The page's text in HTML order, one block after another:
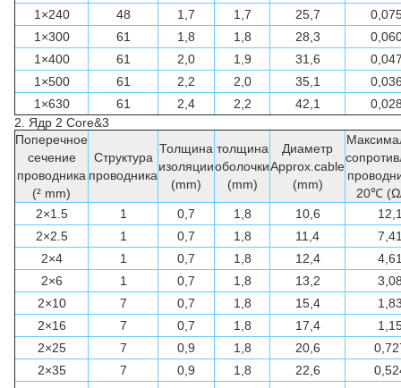
1×240
48 1,7 1,7 25,7
1×300
61 1,8 1,8 28,3
1×400
61 2,0 1,9 31,6
1×500
61 2,2 2,0 35,1
1×630
61 2,4 2,2 42,1
2. Ядр 2 Core&3
Поперечное
сечение
проводника
(² mm)
Структура
проводника
Толщина
изоляции
(mm)
толщина
оболочки
(mm)
Диаметр
Approx.cable
(mm)
20℃
2×1.5
1 0,7 1,8 10,6
2×2.5
1 0,7 1,8 11,4
2×4
1 0,7 1,8 12,4
2×6
1 0,7 1,8 13,2
2×10
7 0,7 1,8 15,4
2×16
7 0,7 1,8 17,4
2×25
7 0,9 1,8 20,6
2×35
7 0,9 1,8 22,6